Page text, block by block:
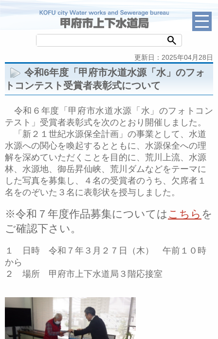
search
更新日：2025年04月28日
令和6年度「甲府市水道水源「水」のフォ
トコンテスト受賞者表彰式について
令和６年度「甲府市水道水源「水」のフォトコン
テスト」受賞者表彰式を次のとおり開催しました。
「新２１世紀水源保全計画」の事業として、水道
水源への関心を喚起するとともに、水源保全への理
解を深めていただくことを目的に、荒川上流、水源
林、水源地、御岳昇仙峡、荒川ダムなどをテーマに
した写真を募集し、４名の受賞者のうち、欠席者１
名をのぞいた３名に表彰状を授与しました。
※令和７年度作品募集については こちら を
ご確認下さい。
１ 日時 令和７年３月２７日（木） 午前１０時
から
２ 場所 甲府市上下水道局３階応接室